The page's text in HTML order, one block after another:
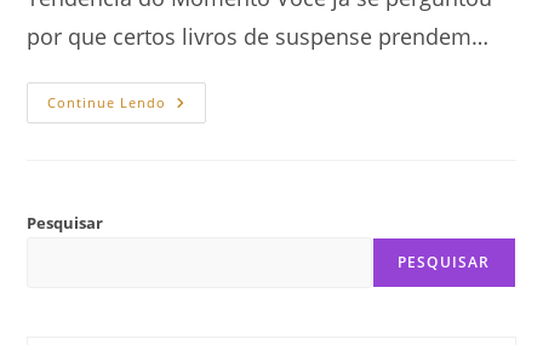
por que certos livros de suspense prendem…
Continue Lendo Como
O
Pesquisar
PESQUISAR